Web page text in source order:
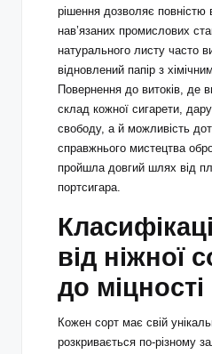
рішення дозволяє повністю
нав’язаних промислових
натурального листу часто
відновлений папір з
Повернення до витоків, де
склад кожної сигарети,
свободу, а й можливість
справжнього мистецтва
пройшла довгий шлях від
портсигара.
від ніжної
до міцності
Кожен сорт має свій
розкривається по-різному